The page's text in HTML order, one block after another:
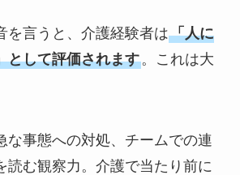
を言うと、介護経験者は「人に
として評価されます。これは大
な事態への対処、チームでの連
読む観察力。介護で当たり前に